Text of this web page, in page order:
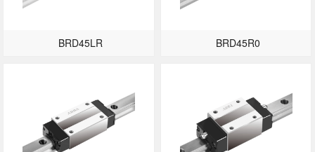
BRD45LR BRD45R0